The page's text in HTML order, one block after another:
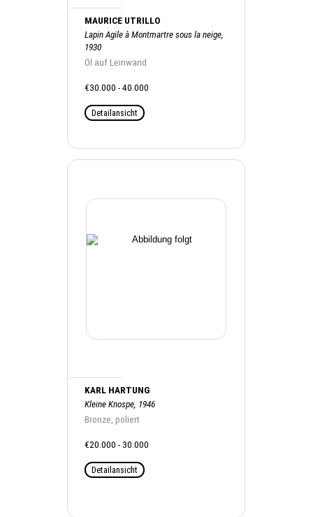
MAURICE UTRILLO
Lapin Agile à Montmartre sous la neige,
1930
Öl auf Leinwand
€30.000 - 40.000
Detailansicht
KARL HARTUNG
Kleine Knospe, 1946
Bronze, poliert
€20.000 - 30.000
Detailansicht